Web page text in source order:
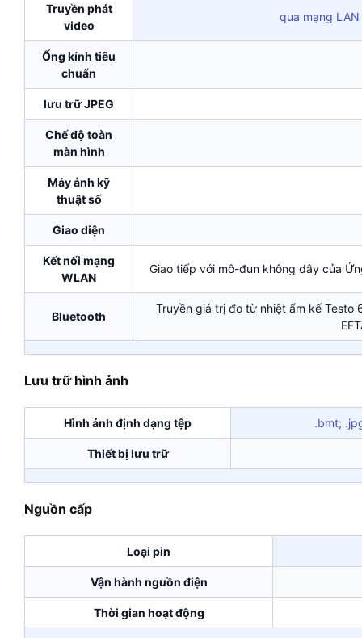
Truyền phát
video
qua mạng
Ống kính tiêu
chuẩn
lưu trữ JPEG
Chế độ toàn
màn hình
Máy ảnh kỹ
thuật số
Giao diện
Kết nối mạng
WLAN
Giao tiếp với mô-đun không dây của
Bluetooth
Truyền giá trị đo từ nhiệt ẩm kế Testo
Lưu trữ hình ảnh
Hình ảnh định dạng tệp .bmt;
Thiết bị lưu trữ
Nguồn cấp
Loại pin
Vận hành nguồn điện
Thời gian hoạt động